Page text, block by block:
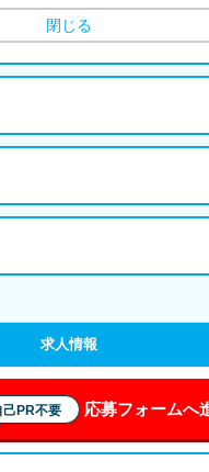
閉じる
求人情報
己PR不要 応募フォームへ